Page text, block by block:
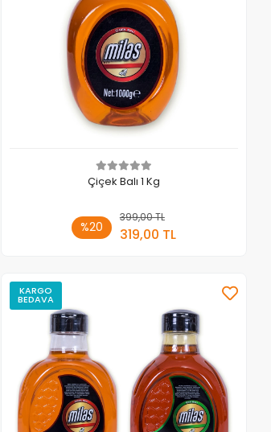
Çiçek Balı 1 Kg
%20
399,00 TL
319,00 TL
Sepete Ekle
KARGO
BEDAVA